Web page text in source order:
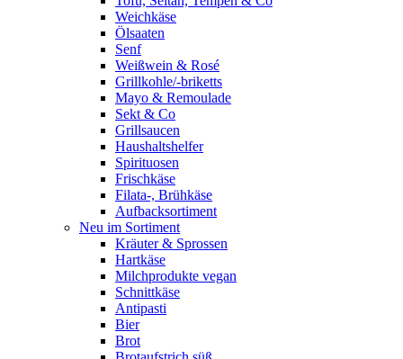
Weichkäse
Ölsaaten
Senf
Weißwein & Rosé
Grillkohle/-briketts
Mayo & Remoulade
Sekt & Co
Grillsaucen
Haushaltshelfer
Spirituosen
Frischkäse
Filata-, Brühkäse
Aufbacksortiment
Neu im Sortiment
Kräuter & Sprossen
Hartkäse
Milchprodukte vegan
Schnittkäse
Antipasti
Bier
Brot